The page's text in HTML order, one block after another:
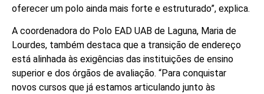
oferecer um polo ainda mais forte e estruturado”, explica.
A coordenadora do Polo EAD UAB de Laguna, Maria de
Lourdes, também destaca que a transição de endereço
está alinhada às exigências das instituições de ensino
superior e dos órgãos de avaliação. “Para conquistar
novos cursos que já estamos articulando junto às